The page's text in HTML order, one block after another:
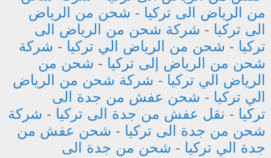
من الرياض الى تركيا - شحن من الرياض
الى تركيا - شركة شحن من الرياض الى
تركيا - شحن من الرياض الي تركيا - شركة
شحن من الرياض إلى تركيا - شحن من
الرياض الي تركيا - شركة شحن من الرياض
الي تركيا - شحن عفش من جدة الى
تركيا - نقل عفش من جدة الى تركيا - شركة
شحن من جدة الى تركيا - شحن عفش من
جدة الي تركيا - شحن من جدة الى